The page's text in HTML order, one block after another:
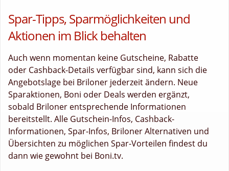
Spar-Tipps, Sparmöglichkeiten und
Aktionen im Blick behalten
Auch wenn momentan keine Gutscheine, Rabatte
oder Cashback-Details verfügbar sind, kann sich die
Angebotslage bei Briloner jederzeit ändern. Neue
Sparaktionen, Boni oder Deals werden ergänzt,
sobald Briloner entsprechende Informationen
bereitstellt. Alle Gutschein-Infos, Cashback-
Informationen, Spar-Infos, Briloner Alternativen und
Übersichten zu möglichen Spar-Vorteilen findest du
dann wie gewohnt bei Boni.tv.